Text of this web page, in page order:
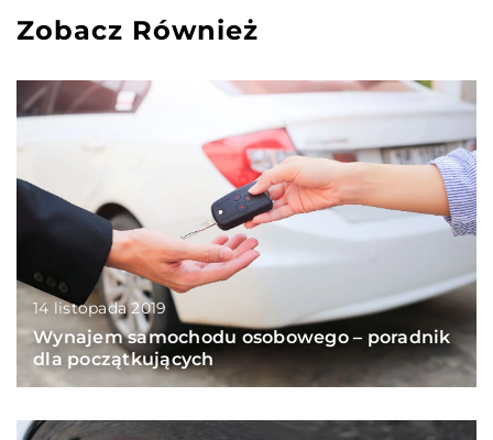
Zobacz Również
14 listopada 2019
Wynajem samochodu osobowego – poradnik
dla początkujących